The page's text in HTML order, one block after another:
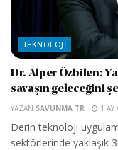
TEKNOLOJI
Dr. Alper Özbilen:
savaşın geleceğini
YAZAN SAVUNMA TR 1 AY
Derin teknoloji
sektörlerinde yaklaşık